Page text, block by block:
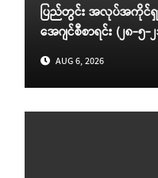
ပြည်တွင်း အလုပ်အကိုင်ရှ
အေဂျင်စီစာရင်း (၂၈-၅
AUG 6, 2026